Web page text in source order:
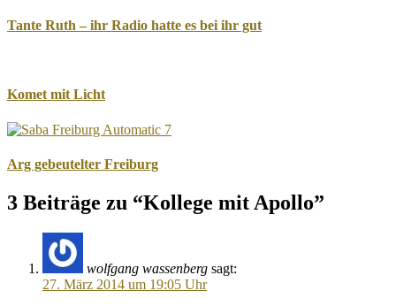
Tante Ruth – ihr Radio hatte es bei ihr gut
Komet mit Licht
Arg gebeutelter Freiburg
3 Beiträge zu “Kollege mit Apollo”
wolfgang wassenberg sagt:
27. März 2014 um 19:05 Uhr